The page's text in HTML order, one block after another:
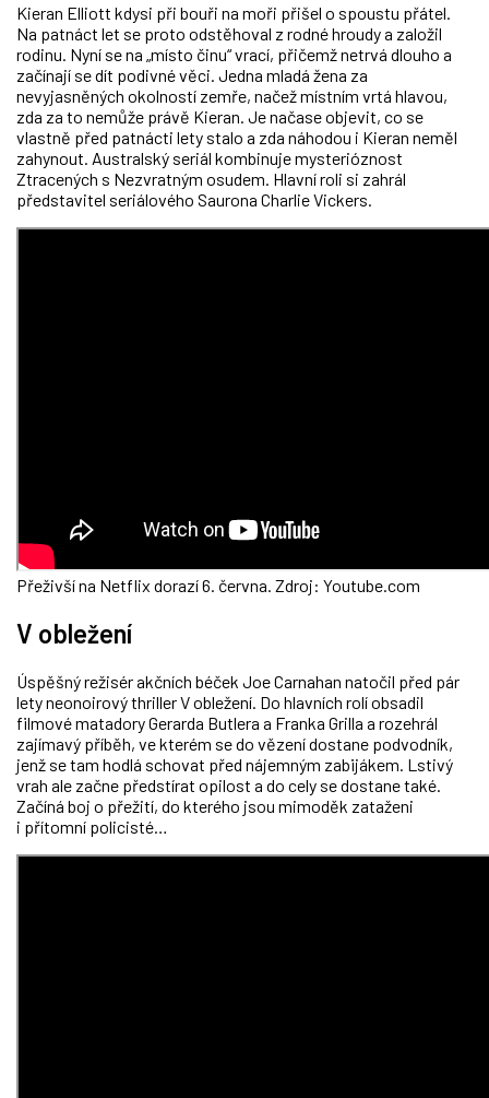
Kieran Elliott kdysi při bouři na moři přišel o spoustu přátel.
Na patnáct let se proto odstěhoval z rodné hroudy a založil
rodinu. Nyní se na „místo činu“vrací, přičemž netrvá dlouho a
začínají se dít podivné věci. Jedna mladá žena za
nevyjasněných okolností zemře, načež místním vrtá hlavou,
zda za to nemůže právě Kieran. Je načase objevit, co se
vlastně před patnácti lety stalo a zda náhodou i Kieran neměl
zahynout. Australský seriál kombinuje mysterióznost
Ztracených s Nezvratným osudem. Hlavní roli si zahrál
představitel seriálového Saurona Charlie Vickers.
Přeživší na Netflix dorazí 6. června. Zdroj: Youtube.com
V obležení
Úspěšný režisér akčních béček Joe Carnahan natočil před pár
lety neonoirový thriller V obležení. Do hlavních rolí obsadil
filmové matadory Gerarda Butlera a Franka Grilla a rozehrál
zajímavý příběh, ve kterém se do vězení dostane podvodník,
jenž se tam hodlá schovat před nájemným zabijákem. Lstivý
vrah ale začne předstírat opilost a do cely se dostane také.
Začíná boj o přežití, do kterého jsou mimoděk zataženi
i přítomní policisté…